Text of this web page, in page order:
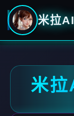
米拉
米